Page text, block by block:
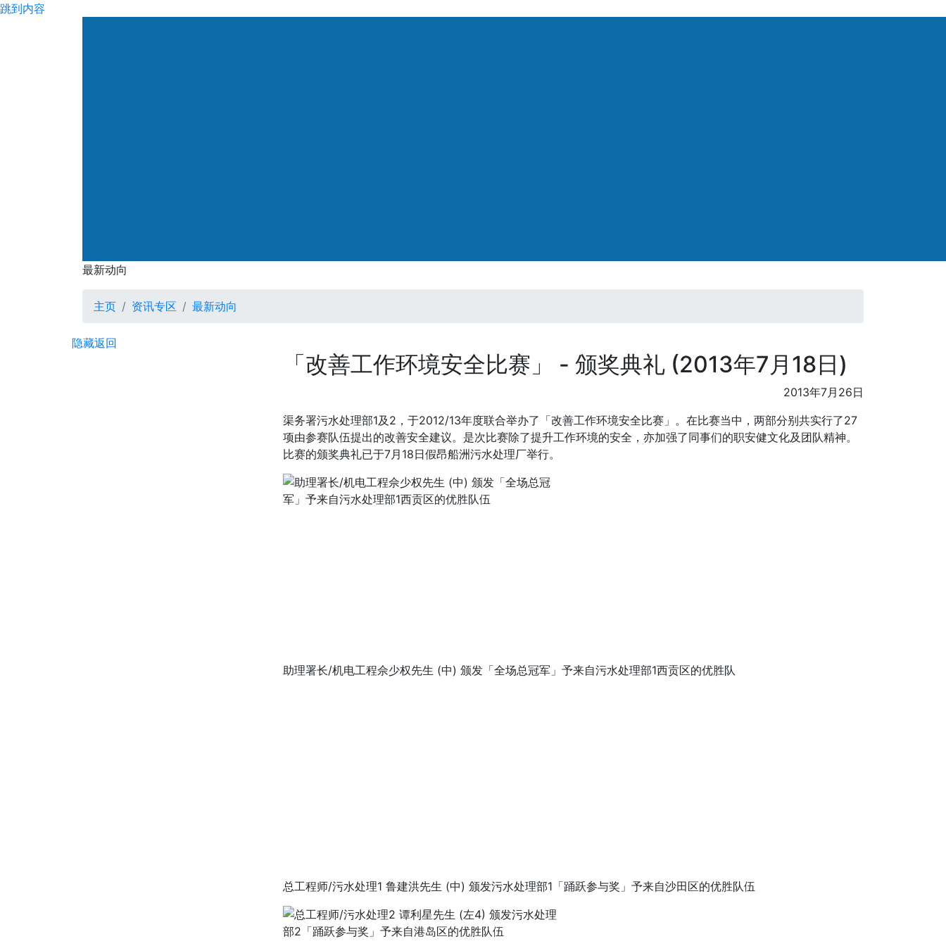
跳到内容
最新动向
最新动向
主页 资讯专区 最新动向
隐藏返回
「改善工作环境安全比赛」 - 颁奖典礼 (2013年7月18日)
2013年7月26日
渠务署污水处理部1及2，于2012/13年度联合举办了「改善工作环境安全比赛」。在比赛当中，两部分别共实行了27
项由参赛队伍提出的改善安全建议。是次比赛除了提升工作环境的安全，亦加强了同事们的职安健文化及团队精神。
比赛的颁奖典礼已于7月18日假昂船洲污水处理厂举行。
助理署长/机电工程佘少权先生 (中) 颁发「全场总冠军」予来自污水处理部1西贡区的优胜队
总工程师/污水处理1 鲁建洪先生 (中) 颁发污水处理部1「踊跃参与奖」予来自沙田区的优胜队伍